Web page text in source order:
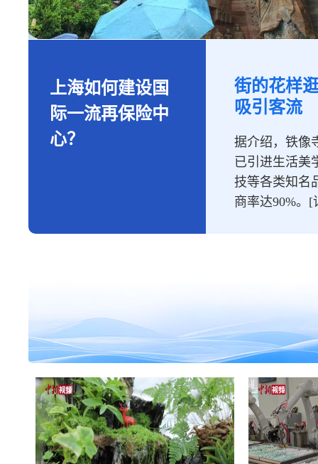
上海如何建设国
际一流再保险中
心？
街的花样
吸引客流
据介绍，铁像
已引进生活美
技等各类知名
商率达90%。 [